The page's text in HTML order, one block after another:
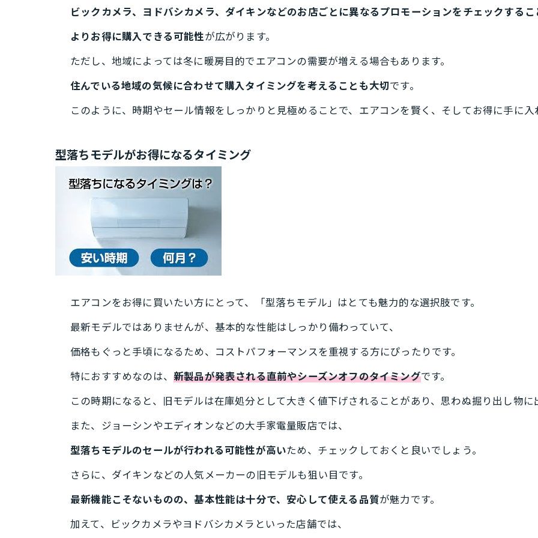
ビックカメラ、ヨドバシカメラ、ダイキンなどのお店ごとに異なるプロモーションをチェックするこ
よりお得に購入できる可能性が広がります。
ただし、地域によっては冬に暖房目的でエアコンの需要が増える場合もあります。
住んでいる地域の気候に合わせて購入タイミングを考えることも大切です。
このように、時期やセール情報をしっかりと見極めることで、エアコンを賢く、そしてお得に手に入
型落ちモデルがお得になるタイミング
エアコンをお得に買いたい方にとって、「型落ちモデル」はとても魅力的な選択肢です。
最新モデルではありませんが、基本的な性能はしっかり備わっていて、
価格もぐっと手頃になるため、コストパフォーマンスを重視する方にぴったりです。
特におすすめなのは、 新製品が発表される直前やシーズンオフのタイミングです。
この時期になると、旧モデルは在庫処分として大きく値下げされることがあり、思わぬ掘り出し物に
また、ジョーシンやエディオンなどの大手家電量販店では、
型落ちモデルのセールが行われる可能性が高いため、チェックしておくと良いでしょう。
さらに、ダイキンなどの人気メーカーの旧モデルも狙い目です。
最新機能こそないものの、基本性能は十分で、安心して使える品質が魅力です。
加えて、ビックカメラやヨドバシカメラといった店舗では、